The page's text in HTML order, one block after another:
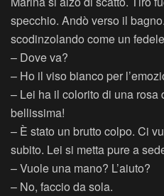
specchio. Andò verso il
scodinzolando come un
– Dove va?
– Ho il viso bianco per
– Lei ha il colorito di una
bellissima!
– È stato un brutto colpo. Ci
subito. Lei si metta pure a
– Vuole una mano? L’aiuto?
– No, faccio da sola.